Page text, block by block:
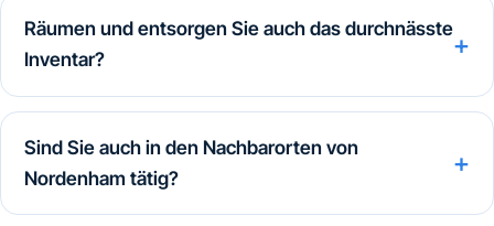
Räumen und entsorgen Sie auch das durchnässte
Inventar?
Sind Sie auch in den Nachbarorten von
Nordenham tätig?